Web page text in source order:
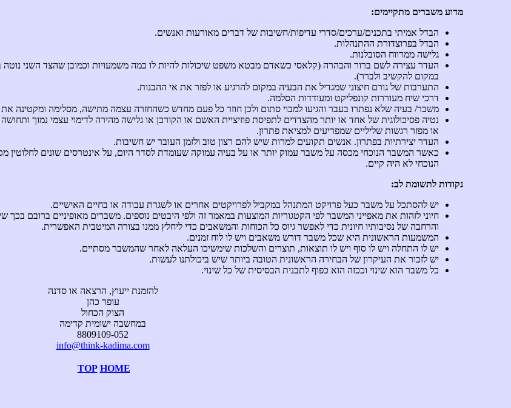
מדוע משברים מתקיימים:
הבדל אמיתי בתכנים/ערכים/סדרי עדיפות/חשיבות של דברים מאורעות ואנשים.
הבדל בפרוצדורת ההתנהלות.
גלישה ממרווח הסובלנות.
העדר עצירה לשם ברור והבהרה (קלאסי כשאדם מבטא משפט שיכולות להיות לו כמה משמעויות וכמובן שהצד השני
במקום להקשיב ולברר).
התערבות של גורם חיצוני שמגדיל את הבעיה במקום להרגיע או לפזר את אי ההבנות.
דרכי שיח מעוררות קונפליקט ומעודדות הסלמה.
משבר/ בעיה שלא נפתרו בעבר והגיעו למבוי סתום ולכן חוזר כל פעם מחדש כשהחזרה עצמה מתישה, מסלימה ומקטינה את
נטיה פסיכולוגית של אחד או יותר מהצדדים לתפיסת פוזיציית האשם או הקורבן או גלישה מהירה לדימוי עצמי נמוך
או מפזר רגשות שליליים שמפריעים למציאת פתרון.
העדר יצירתיות בפתרון. אנשים תקועים למרות שיש להם רצון טוב ולזמן העובר יש חשיבות.
כאשר המשבר הנוכחי מכסה על משבר עמוק יותר או על בעיה עמוקה שעומדת לסדר היום, על אינטרסים שונים לחלוטין
הנוכחי לא היה קיים.
נקודות לתשומת לב:
יש להסתכל על משבר כעל פרויקט המתנהל במקביל לפרויקטים אחרים או לשגרת עבודה או בחיים האישיים.
חיוני לזהות את מאפייני המשבר לפי הקטגוריות המוצעות במאמר זה ולפי היבטים נוספים. משברים מאופיניים ברובם
והרחבה של נסיבותיו חיונית כדי לאפשר גיוס כל הכוחות והמשאבים כדי ליחלץ ממנו בצורה המיטבית האפשרית.
המשמעות הראשונית היא שכל משבר דורש משאבים ויש לו לוח זמנים.
יש לו התחלה ויש לו סוף ויש לו תוצאות, תוצרים והשלכות שימשיכו העלאה לאחר שהמשבר מסתיים.
יש לזכור את העיקרון של הבחירה הראשונית הטובה ביותר שיש ביכולתנו לעשות.
כל משבר הוא שינוי וככזה הוא כפוף לתבנית הבסיסית של כל שינוי.
להזמנת ייעוץ, הרצאה או סדנה
עופר כהן
הצוק הכחול
במחשבה ישומית קדימה
8809109-052
info@think-kadima.com
TOP HOME